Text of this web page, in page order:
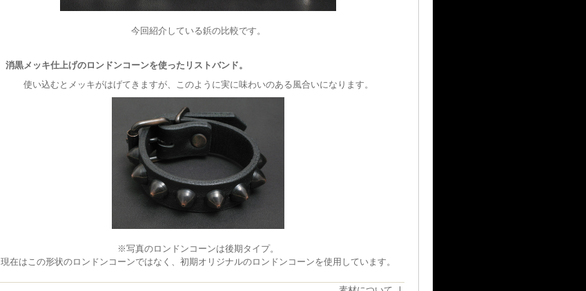
今回紹介している鋲の比較です。
消黒メッキ仕上げのロンドンコーンを使ったリストバンド。
使い込むとメッキがはげてきますが、このように実に味わいのある風合いになります。
※写真のロンドンコーンは後期タイプ。
現在はこの形状のロンドンコーンではなく、初期オリジナルのロンドンコーンを使用しています。